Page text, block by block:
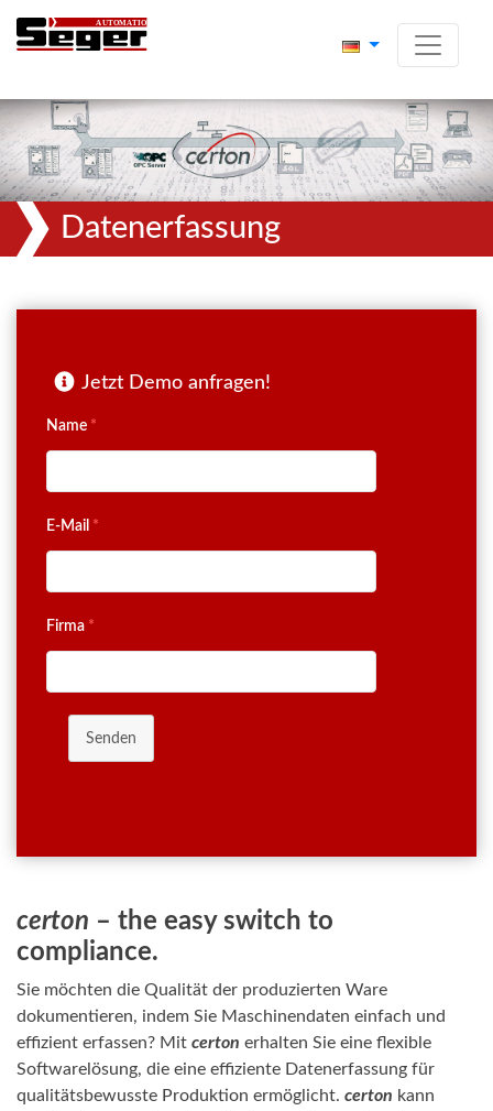
Datenerfassung
Jetzt Demo anfragen!
Name *
E-Mail *
Firma *
Senden
certon – the easy switch to
compliance.
Sie möchten die Qualität der produzierten Ware
dokumentieren, indem Sie Maschinendaten einfach und
effizient erfassen? Mit certon erhalten Sie eine flexible
Softwarelösung, die eine effiziente Datenerfassung für
qualitätsbewusste Produktion ermöglicht. certon kann